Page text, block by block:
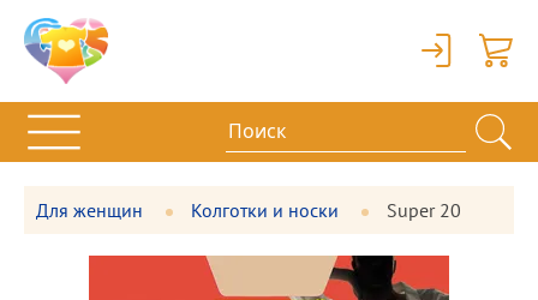
Вход
Для женщин Колготки и носки Super 20
Фотографии
товара
Большая